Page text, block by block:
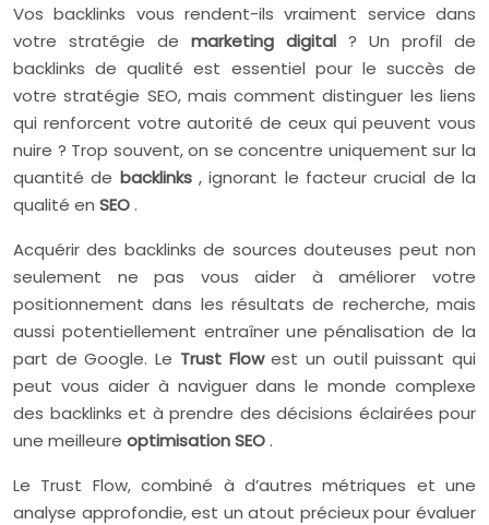
Vos backlinks vous rendent-ils vraiment service dans
votre stratégie de marketing digital ? Un profil de
backlinks de qualité est essentiel pour le succès de
votre stratégie SEO, mais comment distinguer les liens
qui renforcent votre autorité de ceux qui peuvent vous
nuire ? Trop souvent, on se concentre uniquement sur la
quantité de backlinks, ignorant le facteur crucial de la
qualité en SEO.
Acquérir des backlinks de sources douteuses peut non
seulement ne pas vous aider à améliorer votre
positionnement dans les résultats de recherche, mais
aussi potentiellement entraîner une pénalisation de la
part de Google. Le Trust Flowest un outil puissant qui
peut vous aider à naviguer dans le monde complexe
des backlinks et à prendre des décisions éclairées pour
une meilleure optimisation SEO.
Le Trust Flow, combiné à d’autres métriques et une
analyse approfondie, est un atout précieux pour évaluer